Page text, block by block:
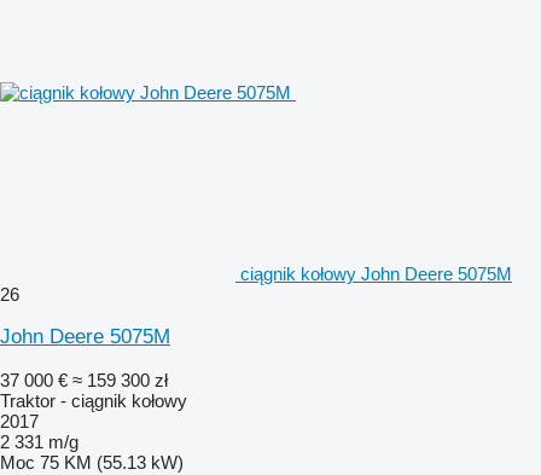
ciągnik kołowy John Deere 5075M
26
John Deere 5075M
37 000 € ≈ 159 300 zł
Traktor - ciągnik kołowy
2017
2 331 m/g
Moc 75 KM (55.13 kW)